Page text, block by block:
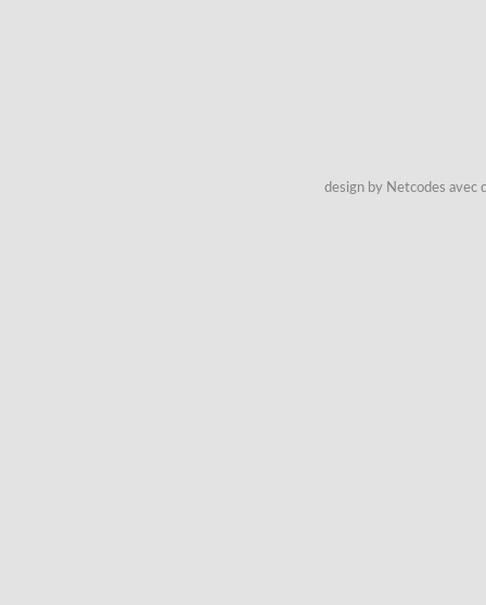
design by Netcodes avec